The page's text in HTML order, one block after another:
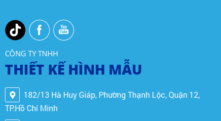
CÔNG TY TNHH
THIẾT KẾ HÌNH MẪU
182/13 Hà Huy Giáp, Phường Thạnh Lộc, Quận 12,
TP.Hồ Chí Minh